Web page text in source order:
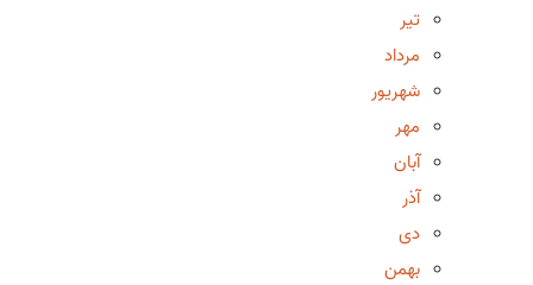
تیر
مرداد
شهریور
مهر
آبان
آذر
دی
بهمن